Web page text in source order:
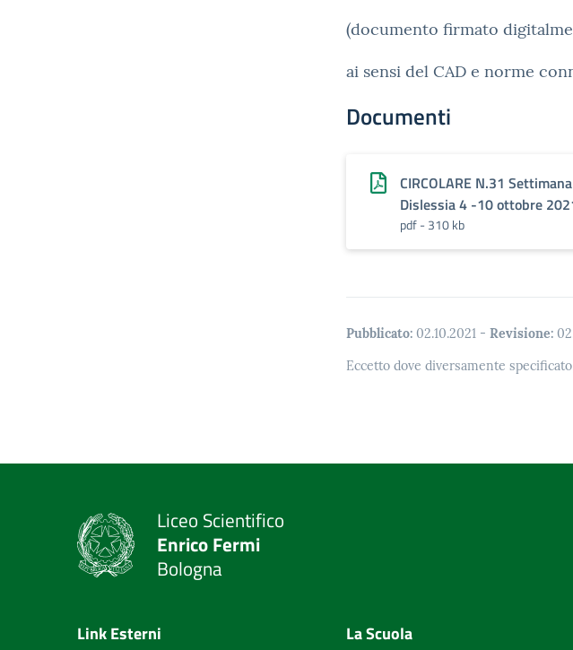
(documento firmato
ai sensi del CAD e norme
Documenti
CIRCOLARE N.31
Dislessia 4 -10 ottobre
pdf - 310 kb
Pubblicato: 02.10.2021 - Revisione:
Eccetto dove diversamente
Liceo Scientifico
Enrico Fermi
Bologna
Link Esterni La Scuola